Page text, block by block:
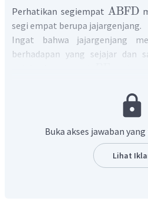
Perhatikan segiempat ABFD
segi empat berupa jajargenjang.
Ingat bahwa jajargenjang
berhadapan yang sejajar dan
=
AD
Buka akses jawaban
Lihat